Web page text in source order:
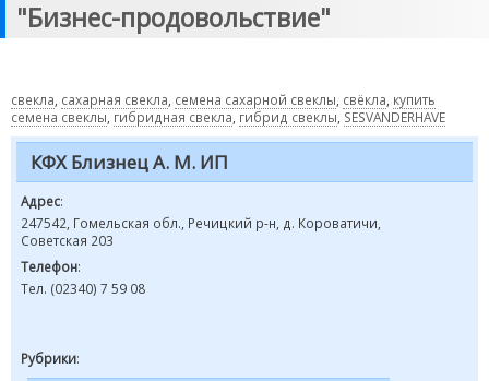
"Бизнес-продовольствие"
свекла сахарная свекла семена сахарной свеклы свёкла купить
семена свеклы гибридная свекла гибрид свеклы SESVANDERHAVE
КФХ Близнец А. М. ИП
Адрес:
247542, Гомельская обл., Речицкий р-н, д. Короватичи,
Советская 203
Телефон:
Тел. (02340) 7 59 08
Рубрики: